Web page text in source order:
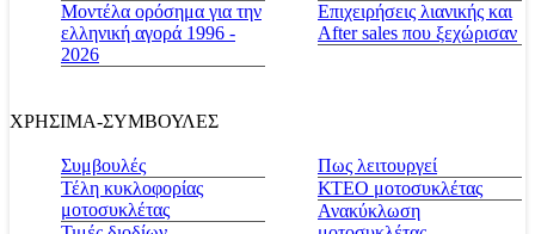
Μοντέλα ορόσημα για την
ελληνική αγορά 1996 -
2026
Επιχειρήσεις λιανικής και
After sales που ξεχώρισαν
ΧΡΗΣΙΜΑ-ΣΥΜΒΟΥΛΕΣ
Συμβουλές
Τέλη κυκλοφορίας
μοτοσυκλέτας
Πως λειτουργεί
ΚΤΕΟ μοτοσυκλέτας
Ανακύκλωση